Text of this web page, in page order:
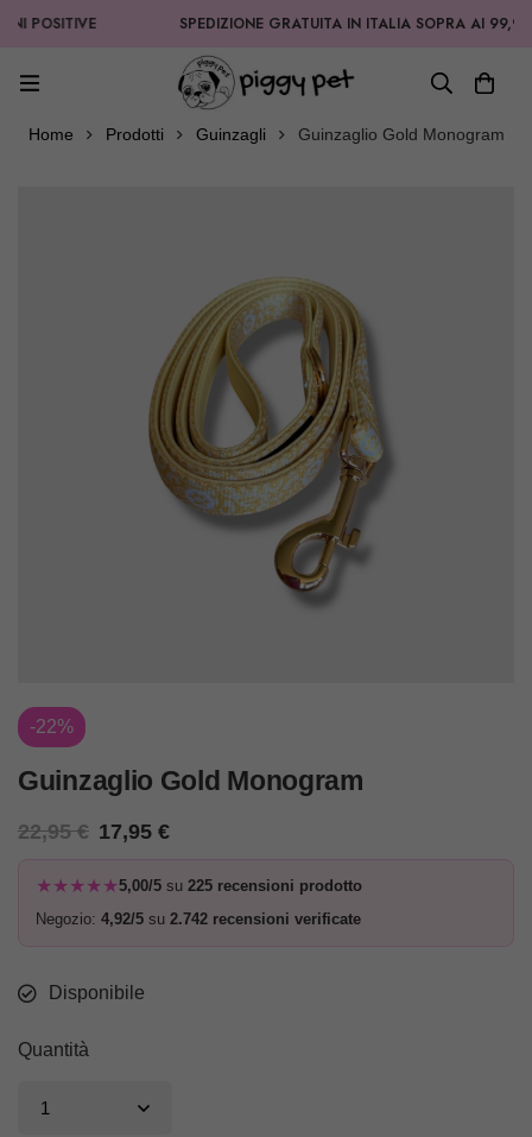
SPEDIZIONE GRATUITA IN ITALIA SOPRA AI 99,90€
Home Prodotti Guinzagli Guinzaglio Gold Monogram
-22%
Guinzaglio Gold Monogram
22,95€ 17,95 €
★★★★★5,00/5 su 225 recensioni prodotto
Negozio: 4,92/5 su 2.742 recensioni verificate
Disponibile
Quantità